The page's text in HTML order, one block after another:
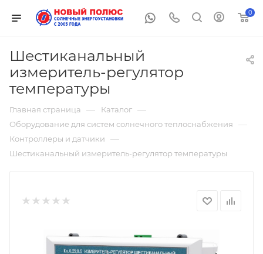
0
Шестиканальный
измеритель-регулятор
температуры
Главная страница — Каталог —
Оборудование для систем солнечного теплоснабжения —
Контроллеры и датчики —
Шестиканальный измеритель-регулятор температуры